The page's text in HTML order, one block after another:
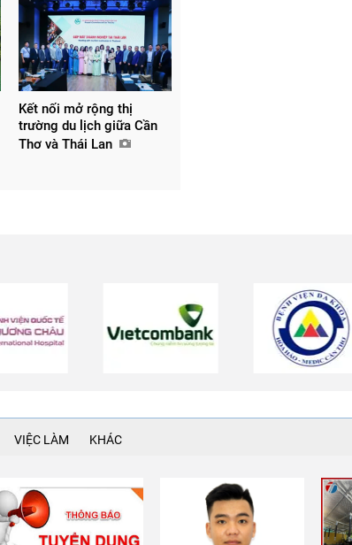
Kết nối mở rộng thị
trường du lịch giữa Cần
Thơ và Thái Lan
VIỆC LÀM KHÁC